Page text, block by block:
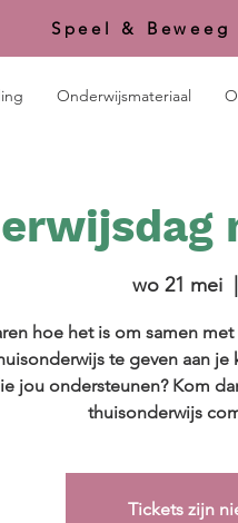
Speel &
Onderwijsmateriaal
wo 21 mei
hoe het is om samen
te geven aan
jou ondersteunen? Kom
thuisonderwijs
Tickets zijn